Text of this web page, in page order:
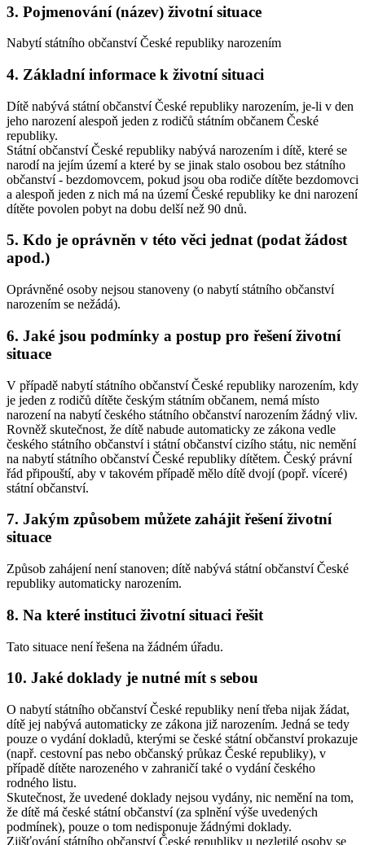
3. Pojmenování (název) životní situace
Nabytí státního občanství České republiky narozením
4. Základní informace k životní situaci
Dítě nabývá státní občanství České republiky narozením, je-li v den
jeho narození alespoň jeden z rodičů státním občanem České
republiky.
Státní občanství České republiky nabývá narozením i dítě, které se
narodí na jejím území a které by se jinak stalo osobou bez státního
občanství - bezdomovcem, pokud jsou oba rodiče dítěte bezdomovci
a alespoň jeden z nich má na území České republiky ke dni narození
dítěte povolen pobyt na dobu delší než 90 dnů.
5. Kdo je oprávněn v této věci jednat (podat žádost
apod.)
Oprávněné osoby nejsou stanoveny (o nabytí státního občanství
narozením se nežádá).
6. Jaké jsou podmínky a postup pro řešení životní
situace
V případě nabytí státního občanství České republiky narozením, kdy
je jeden z rodičů dítěte českým státním občanem, nemá místo
narození na nabytí českého státního občanství narozením žádný vliv.
Rovněž skutečnost, že dítě nabude automaticky ze zákona vedle
českého státního občanství i státní občanství cizího státu, nic nemění
na nabytí státního občanství České republiky dítětem. Český právní
řád připouští, aby v takovém případě mělo dítě dvojí (popř. víceré)
státní občanství.
7. Jakým způsobem můžete zahájit řešení životní
situace
Způsob zahájení není stanoven; dítě nabývá státní občanství České
republiky automaticky narozením.
8. Na které instituci životní situaci řešit
Tato situace není řešena na žádném úřadu.
10. Jaké doklady je nutné mít s sebou
O nabytí státního občanství České republiky není třeba nijak žádat,
dítě jej nabývá automaticky ze zákona již narozením. Jedná se tedy
pouze o vydání dokladů, kterými se české státní občanství prokazuje
(např. cestovní pas nebo občanský průkaz České republiky), v
případě dítěte narozeného v zahraničí také o vydání českého
rodného listu.
Skutečnost, že uvedené doklady nejsou vydány, nic nemění na tom,
že dítě má české státní občanství (za splnění výše uvedených
podmínek), pouze o tom nedisponuje žádnými doklady.
Zjišťování státního občanství České republiky u nezletilé osoby se